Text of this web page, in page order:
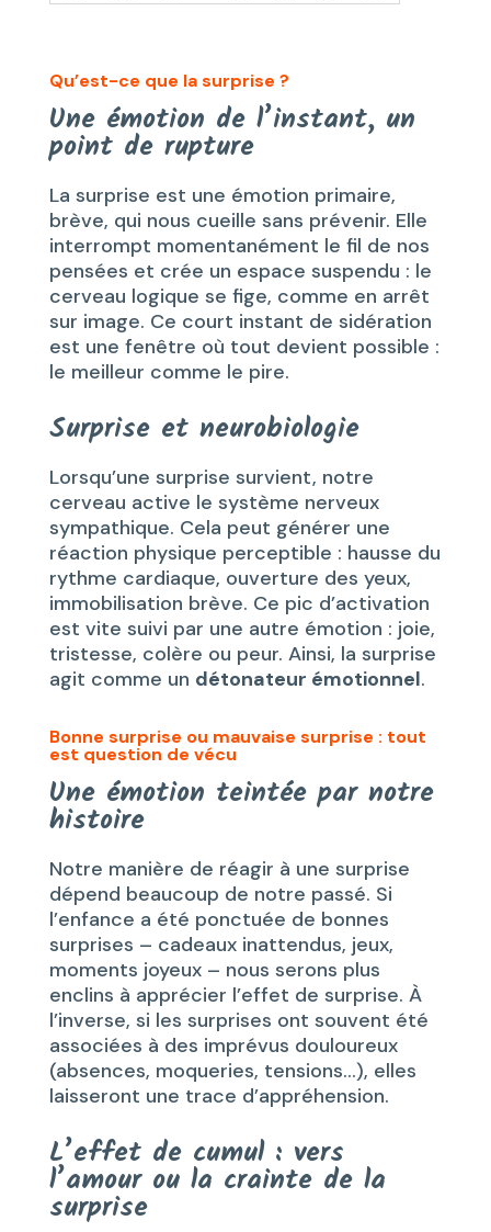
Qu’est-ce que la surprise ?
Une émotion de l’instant, un
point de rupture
La surprise est une émotion primaire,
brève, qui nous cueille sans prévenir. Elle
interrompt momentanément le fil de nos
pensées et crée un espace suspendu : le
cerveau logique se fige, comme en arrêt
sur image. Ce court instant de sidération
est une fenêtre où tout devient possible :
le meilleur comme le pire.
Surprise et neurobiologie
Lorsqu’une surprise survient, notre
cerveau active le système nerveux
sympathique. Cela peut générer une
réaction physique perceptible : hausse du
rythme cardiaque, ouverture des yeux,
immobilisation brève. Ce pic d’activation
est vite suivi par une autre émotion : joie,
tristesse, colère ou peur. Ainsi, la surprise
agit comme un détonateur émotionnel.
Bonne surprise ou mauvaise surprise : tout
est question de vécu
Une émotion teintée par notre
histoire
Notre manière de réagir à une surprise
dépend beaucoup de notre passé. Si
l’enfance a été ponctuée de bonnes
surprises – cadeaux inattendus, jeux,
moments joyeux – nous serons plus
enclins à apprécier l’effet de surprise. À
l’inverse, si les surprises ont souvent été
associées à des imprévus douloureux
(absences, moqueries, tensions…), elles
laisseront une trace d’appréhension.
L’effet de cumul : vers
l’amour ou la crainte de la
surprise